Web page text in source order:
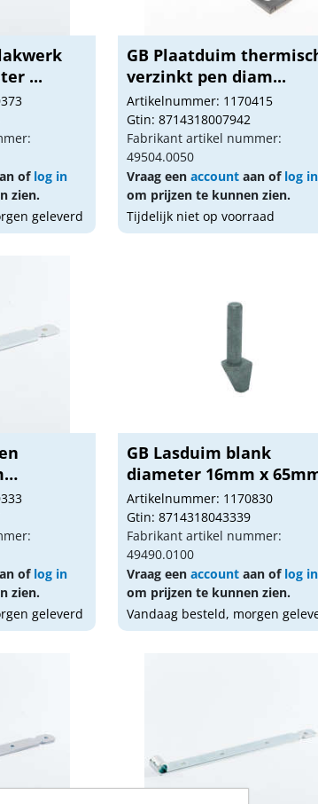
...
of log in
zien.
geleverd
GB Plaatduim
verzinkt pen diam...
Artikelnummer: 1170415
Gtin: 8714318007942
Fabrikant artikel nummer:
49504.0050
Vraag eenaccount aan of log in
om prijzen te kunnen zien.
Tijdelijk niet op voorraad
of log in
zien.
geleverd
GB Lasduim blank
diameter 16mm x
49...
Artikelnummer: 1170830
Gtin: 8714318043339
Fabrikant artikel nummer:
49490.0100
Vraag eenaccount aan of log in
om prijzen te kunnen zien.
Vandaag besteld, morgen